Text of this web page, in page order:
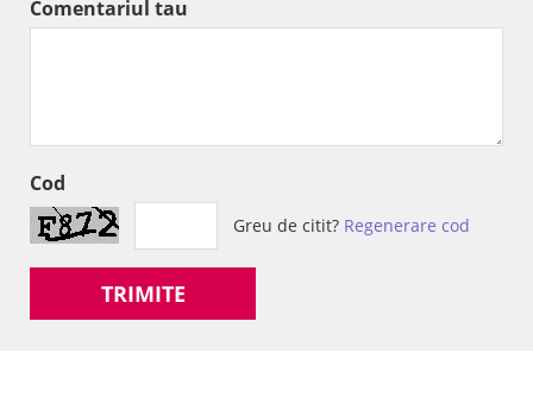
Comentariul tau
Cod
Greu de citit? Regenerare cod
TRIMITE